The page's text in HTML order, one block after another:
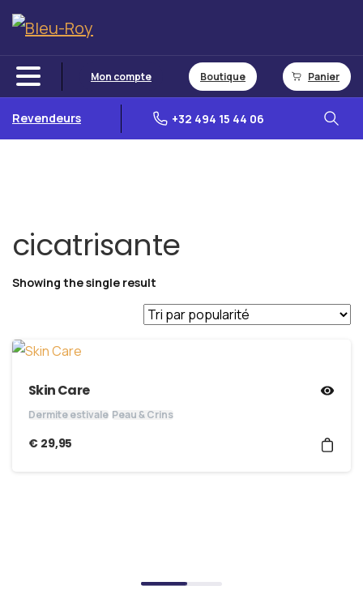
Mon compte Boutique Panier
Revendeurs +32 494 15 44 06
Search
cicatrisante
Showing the single result
Skin Care
Dermite estivale Peau & Crins
€29,95
Abonne-toi à notre newsletter pour ne rien